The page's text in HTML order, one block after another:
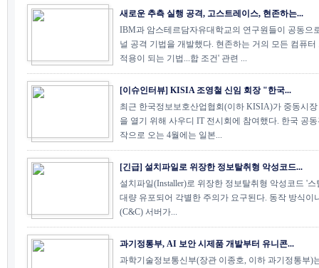
새로운 추측 실행 공격, 고스트레이스, 현존하는...
IBM과 암스테르담자유대학교의 연구원들이 공동으
널 공격 기법을 개발했다. 현존하는 거의 모든 컴퓨터
적용이 되는 기법...합 조건' 관련 ...
[이슈인터뷰] KISIA 조영철 신임 회장 "한국...
최근 한국정보보호산업협회(이하 KISIA)가 중동시
을 열기 위해 사우디 IT 전시회에 참여했다. 한국 공
작으로 오는 4월에는 일본...
[긴급] 설치파일로 위장한 정보탈취형 악성코드...
설치파일(Installer)로 위장한 정보탈취형 악성코드 '스
대량 유포되어 각별한 주의가 요구된다. 동작 방식이
(C&C) 서버가...
과기정통부, AI 보안 시제품 개발부터 유니콘...
과학기술정보통신부(장관 이종호, 이하 과기정통부)